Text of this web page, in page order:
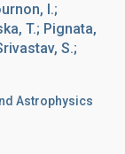
I.;
T.; Pignata,
S.;
Astrophysics